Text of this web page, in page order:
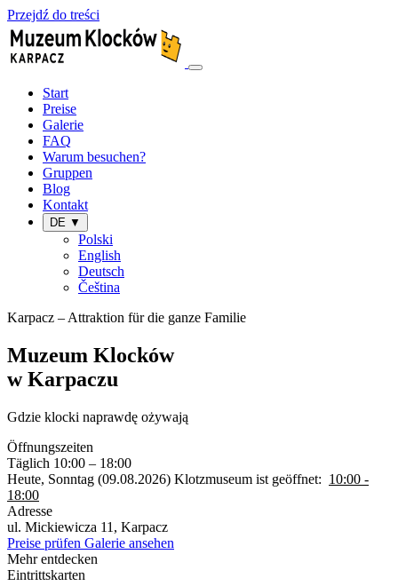
Przejdź do treści
Start
Preise
Galerie
FAQ
Warum besuchen?
Gruppen
Blog
Kontakt
DE ▼
Polski
English
Deutsch
Čeština
Karpacz – Attraktion für die ganze Familie
Muzeum Klocków
w Karpaczu
Gdzie klocki naprawdę ożywają
Öffnungszeiten
Täglich 10:00 – 18:00
Heute, Sonntag (09.08.2026) Klotzmuseum ist geöffnet: 10:00 -
18:00
Adresse
ul. Mickiewicza 11, Karpacz
Preise prüfen Galerie ansehen
Mehr entdecken
Eintrittskarten